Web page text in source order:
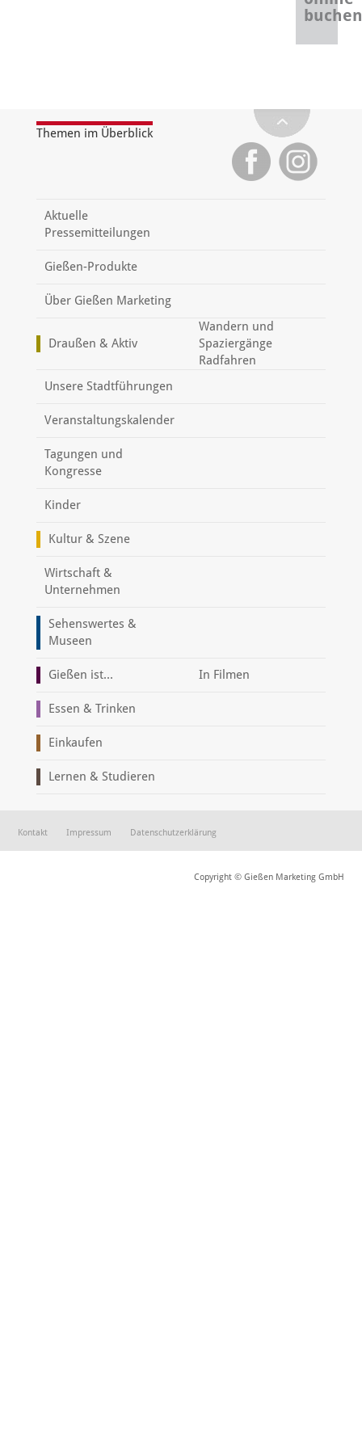
buchen
Themen im Überblick
Aktuelle
Pressemitteilungen
Gießen-Produkte
Über Gießen Marketing
Draußen & Aktiv
Wandern und
Spaziergänge
Radfahren
Unsere Stadtführungen
Veranstaltungskalender
Tagungen und
Kongresse
Kinder
Kultur & Szene
Wirtschaft &
Unternehmen
Sehenswertes &
Museen
Gießen ist... In Filmen
Essen & Trinken
Einkaufen
Lernen & Studieren
Kontakt Impressum Datenschutzerklärung
Copyright © Gießen Marketing GmbH